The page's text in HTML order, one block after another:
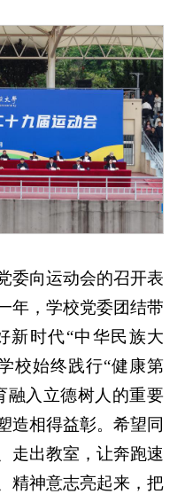
委向运动会的召开表
年，学校党委团结带
新时代“中华民族大
校始终践行“健康第
融入立德树人的重要
造相得益彰。希望同
走出教室，让奔跑速
精神意志亮起来，把